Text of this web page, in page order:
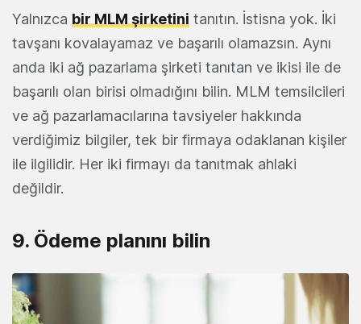
Yalnızca bir MLM şirketini tanıtın. İstisna yok. İki
tavşanı kovalayamaz ve başarılı olamazsın. Aynı
anda iki ağ pazarlama şirketi tanıtan ve ikisi ile de
başarılı olan birisi olmadığını bilin. MLM temsilcileri
ve ağ pazarlamacılarına tavsiyeler hakkında
verdiğimiz bilgiler, tek bir firmaya odaklanan kişiler
ile ilgilidir. Her iki firmayı da tanıtmak ahlaki
değildir.
9. Ödeme planını bilin